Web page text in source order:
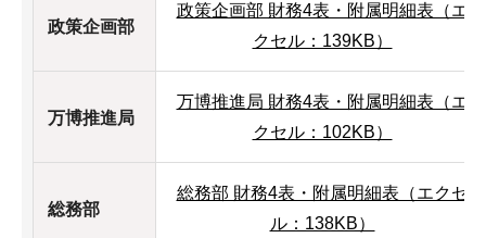
政策企画部
政策企画部 財務4表・附属明細表（エ
クセル：139KB）
万博推進局
万博推進局 財務4表・附属明細表（エ
クセル：102KB）
総務部
総務部 財務4表・附属明細表（エクセ
ル：138KB）